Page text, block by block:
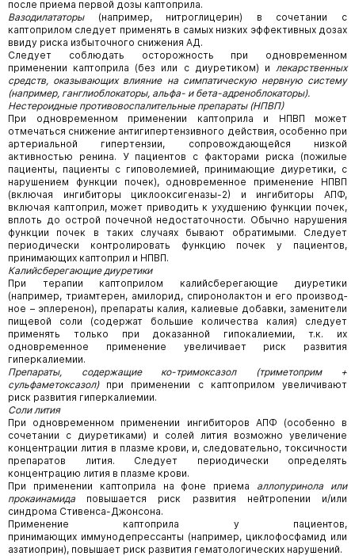
после приема первой дозы каптоприла.
Вазодилататоры(например, нитроглицерин) в сочетании с
каптоприлом следует применять в самых низких эффективных дозах
ввиду риска избыточного снижения АД.
Следует соблюдать осторожность при одновременном
применении каптоприла (без или с диуретиком) и лекарственных
средств, оказывающих влияние на симпатическую нервную систему
(например, ганглиоблокаторы, альфа- и бета-адре­ноблокаторы).
Нестероидные противовоспалительные препараты (НПВП)
При одновременном применении каптоприла и НПВП может
отмечаться снижение антигипертензивного действия, особенно при
артериальной гипертензии, сопровождающейся низкой
активностью ренина. У пациентов с факторами риска (пожилые
пациенты, пациенты с гиповолемией, принимающие диуретики, с
нарушением функции почек), одновременное применение НПВП
(включая ингибиторы циклооксигеназы-2) и ингибиторы АПФ,
включая каптоприл, может приводить к ухудшению функции почек,
вплоть до острой почечной недостаточности. Обычно нарушения
функции почек в таких случаях бывают обратимыми. Следует
периодически контролировать функцию почек у пациентов,
принимающих каптоприл и НПВП.
Калийсберегающие диуретики
При терапии каптоприлом калийсберегающие диуретики
(например, триамтерен, амилорид, спиронолактон и его производ­
ное – эплеренон), препараты калия, калиевые добавки, заменители
пищевой соли (содержат большие количества калия) следует
применять только при доказанной гипокалиемии, т.к. их
одновременное применение увеличивает риск развития
гиперкалиемии.
Препараты, содержащие ко-тримоксазол (триметоприм +
сульфаметоксазол)при применении с каптоприлом увеличи­вают
риск развития гиперкалиемии.
Соли лития
При одновременном применении ингибиторов АПФ (особенно в
сочетании с диуретиками) и солей лития возможно увеличе­ние
концентрации лития в плазме крови, и, следовательно, токсичности
препаратов лития. Следует периодически определять
концентрацию лития в плазме крови.
При применении каптоприла на фоне приема аллопуринола или
прокаинамида повышается риск развития нейтропении и/или
синдрома Стивенса-Джонсона.
Применение каптоприла у пациентов,
принимающих иммунодепрессанты (например, циклофосфамид или
азатиоприн), повышает риск развития гематологических нарушений.